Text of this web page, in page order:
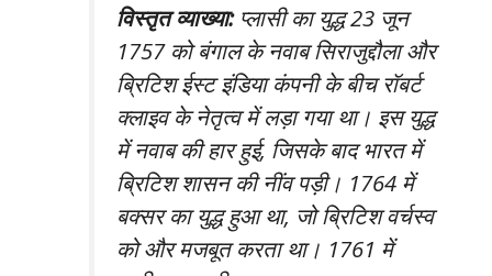
विस्तृत व्याख्या:प्लासी का युद्ध 23 जून
1757 को बंगाल के नवाब सिराजुद्दौला और
ब्रिटिश ईस्ट इंडिया कंपनी के बीच रॉबर्ट
क्लाइव के नेतृत्व में लड़ा गया था। इस युद्ध
में नवाब की हार हुई, जिसके बाद भारत में
ब्रिटिश शासन की नींव पड़ी। 1764 में
बक्सर का युद्ध हुआ था, जो ब्रिटिश वर्चस्व
को और मजबूत करता था। 1761 में